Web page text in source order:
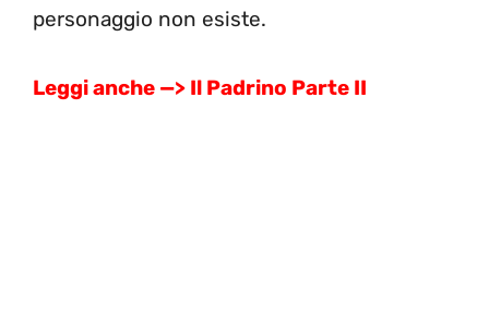
personaggio non esiste.
Leggi anche —> Il Padrino Parte II